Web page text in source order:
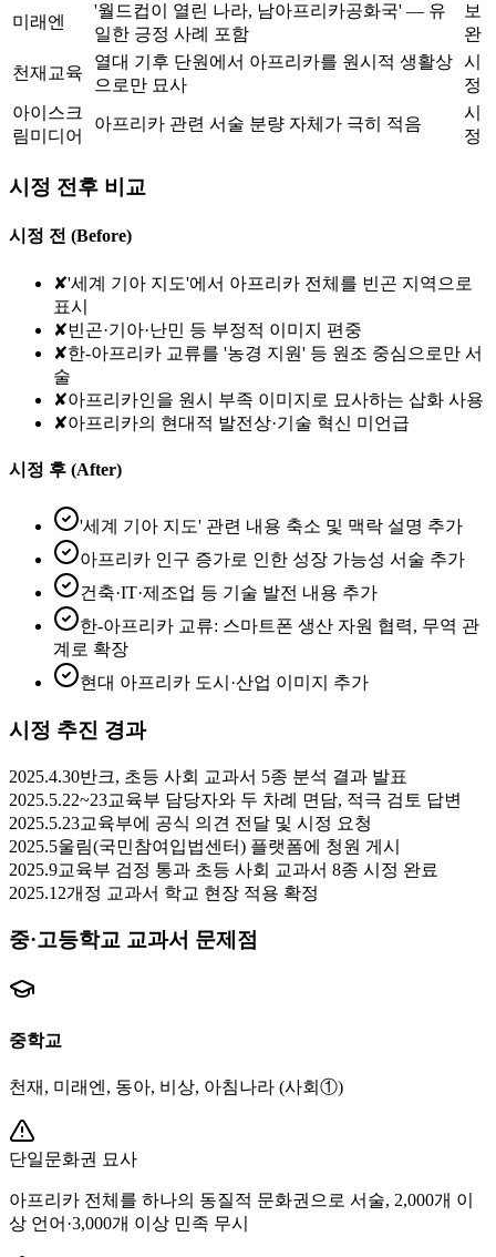
미래엔
'월드컵이 열린 나라, 남아프리카공화국' — 유
일한 긍정 사례 포함
보
완
천재교육
열대 기후 단원에서 아프리카를 원시적 생활상
으로만 묘사
시
정
아이스크
림미디어
아프리카 관련 서술 분량 자체가 극히 적음
시
정
시정 전후 비교
시정 전 (Before)
✘'세계 기아 지도'에서 아프리카 전체를 빈곤 지역으로
표시
✘빈곤·기아·난민 등 부정적 이미지 편중
✘한-아프리카 교류를 '농경 지원' 등 원조 중심으로만 서
술
✘아프리카인을 원시 부족 이미지로 묘사하는 삽화 사용
✘아프리카의 현대적 발전상·기술 혁신 미언급
시정 후 (After)
'세계 기아 지도' 관련 내용 축소 및 맥락 설명 추가
아프리카 인구 증가로 인한 성장 가능성 서술 추가
건축·IT·제조업 등 기술 발전 내용 추가
한-아프리카 교류: 스마트폰 생산 자원 협력, 무역 관
계로 확장
현대 아프리카 도시·산업 이미지 추가
시정 추진 경과
2025.4.30반크, 초등 사회 교과서 5종 분석 결과 발표
2025.5.22~23교육부 담당자와 두 차례 면담, 적극 검토 답변
2025.5.23교육부에 공식 의견 전달 및 시정 요청
2025.5울림(국민참여입법센터) 플랫폼에 청원 게시
2025.9교육부 검정 통과 초등 사회 교과서 8종 시정 완료
2025.12개정 교과서 학교 현장 적용 확정
중·고등학교 교과서 문제점
중학교
천재, 미래엔, 동아, 비상, 아침나라 (사회①)
단일문화권 묘사
아프리카 전체를 하나의 동질적 문화권으로 서술, 2,000개 이
상 언어·3,000개 이상 민족 무시